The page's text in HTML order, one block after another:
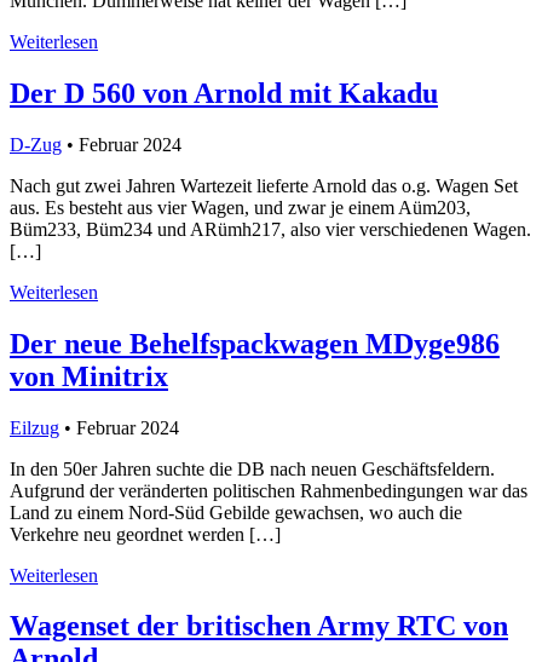
Weiterlesen
Der D 560 von Arnold mit Kakadu
D-Zug • Februar 2024
Nach gut zwei Jahren Wartezeit lieferte Arnold das o.g. Wagen Set
aus. Es besteht aus vier Wagen, und zwar je einem Aüm203,
Büm233, Büm234 und ARümh217, also vier verschiedenen Wagen.
[…]
Weiterlesen
Der neue Behelfspackwagen MDyge986
von Minitrix
Eilzug • Februar 2024
In den 50er Jahren suchte die DB nach neuen Geschäftsfeldern.
Aufgrund der veränderten politischen Rahmenbedingungen war das
Land zu einem Nord-Süd Gebilde gewachsen, wo auch die
Verkehre neu geordnet werden […]
Weiterlesen
Wagenset der britischen Army RTC von